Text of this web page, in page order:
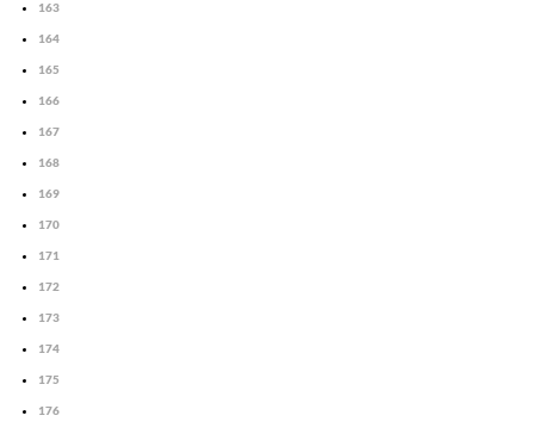
163
164
165
166
167
168
169
170
171
172
173
174
175
176